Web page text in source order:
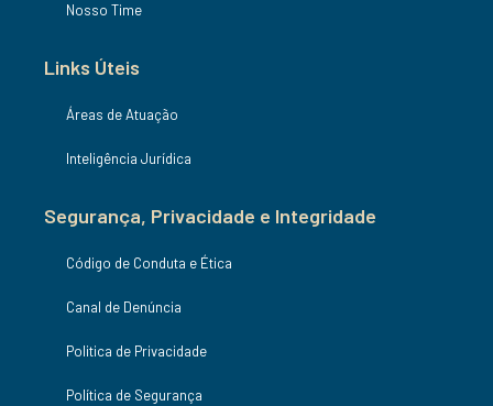
Nosso Time
Links Úteis
Áreas de Atuação
Inteligência Jurídica
Segurança, Privacidade e Integridade
Código de Conduta e Ética
Canal de Denúncia
Politica de Privacidade
Política de Segurança